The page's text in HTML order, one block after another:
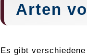
Arten
Es gibt